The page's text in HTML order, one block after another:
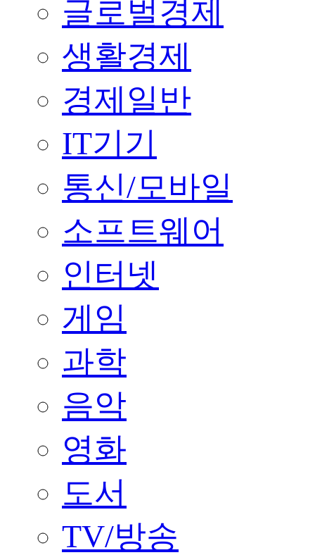
글로벌경제
생활경제
경제일반
IT기기
통신/모바일
소프트웨어
인터넷
게임
과학
음악
영화
도서
TV/방송